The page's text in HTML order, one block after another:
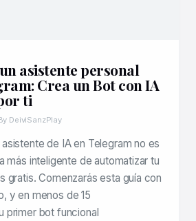
asistente personal
Crea un Bot con IA
ti
DeiviSanzPlay
asistente de IA en Telegram no es
más inteligente de automatizar tu
gratis. Comenzarás esta guía con
y en menos de 15
primer bot funcional